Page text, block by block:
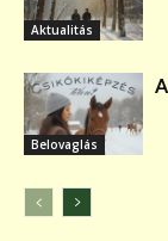
Aktualitás
Belovaglás